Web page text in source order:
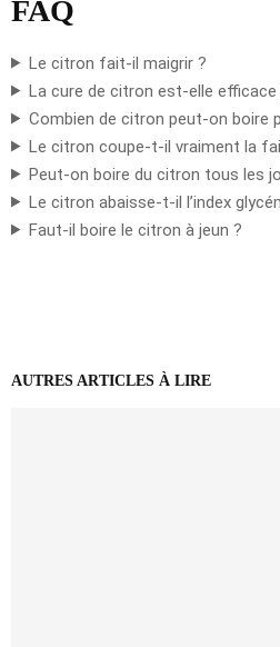
FAQ
Le citron fait-il maigrir ?
La cure de citron est-elle efficace
Combien de citron peut-on boire
Le citron coupe-t-il vraiment la
Peut-on boire du citron tous les
Le citron abaisse-t-il l’index
Faut-il boire le citron à jeun ?
AUTRES ARTICLES À LIRE